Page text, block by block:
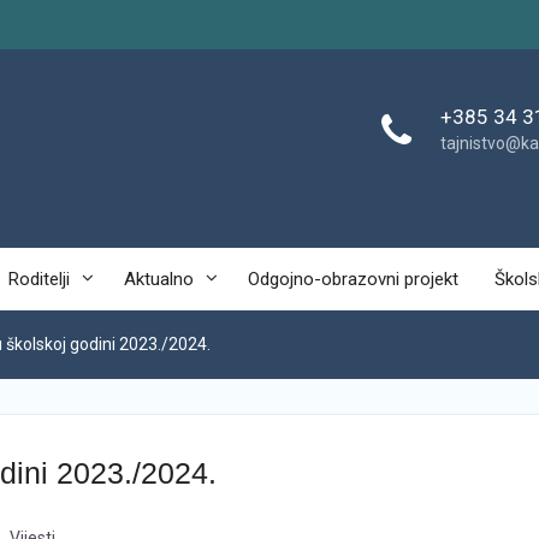
+385 34
Roditelji Aktualno Odgojno-obrazovni projekt
školskoj godini 2023./2024.
2023./2024.